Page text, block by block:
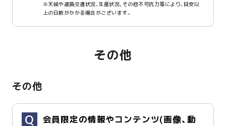
※天候や道路交通状況、生産状況、その他不可抗力等により、目安以
上の日数がかかる場合がございます。
その他
その他
会員限定の情報やコンテンツ(画像、動